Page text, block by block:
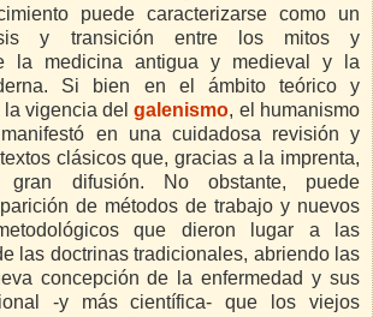
puede caracterizarse como un
y transición entre los mitos y
la medicina antigua y medieval y la
Si bien en el ámbito teórico y
la vigencia delgalenismo, el humanismo
en una cuidadosa revisión y
clásicos que, gracias a la imprenta,
gran difusión. No obstante, puede
de métodos de trabajo y nuevos
que dieron lugar a las
las doctrinas tradicionales, abriendo las
concepción de la enfermedad y sus
-y más científica- que los viejos